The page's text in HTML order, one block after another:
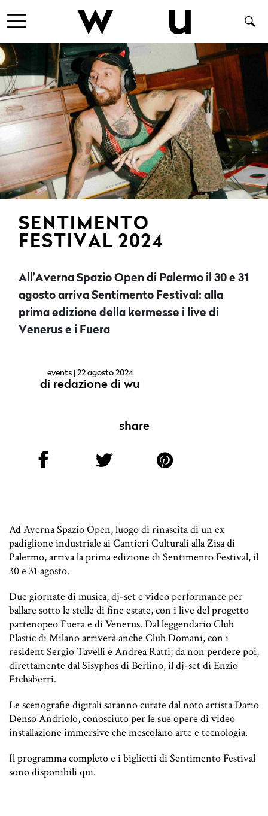
SENTIMENTO
FESTIVAL 2024
All’Averna Spazio Open di Palermo il 30 e 31
agosto arriva Sentimento Festival: alla
prima edizione della kermesse i live di
Venerus e i Fuera
events| 22 agosto 2024
di redazione di wu
share
Ad Averna Spazio Open, luogo di rinascita di un ex
padiglione industriale ai Cantieri Culturali alla Zisa di
Palermo, arriva la prima edizione di Sentimento Festival, il
30 e 31 agosto.
Due giornate di musica, dj-set e video performance per
ballare sotto le stelle di fine estate, con i live del progetto
partenopeo Fuera e di Venerus. Dal leggendario Club
Plastic di Milano arriverà anche Club Domani, con i
resident Sergio Tavelli e Andrea Ratti; da non perdere poi,
direttamente dal Sisyphos di Berlino, il dj-set di Enzio
Etchaberri.
Le scenografie digitali saranno curate dal noto artista Dario
Denso Andriolo, conosciuto per le sue opere di video
installazione immersive che mescolano arte e tecnologia.
Il programma completo e i biglietti di Sentimento Festival
sono disponibiliqui.